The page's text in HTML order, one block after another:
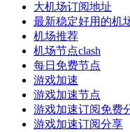
大机场订阅地址
最新稳定好用的机
机场推荐
机场节点clash
每日免费节点
游戏加速
游戏加速节点
游戏加速订阅免费
游戏加速订阅分享